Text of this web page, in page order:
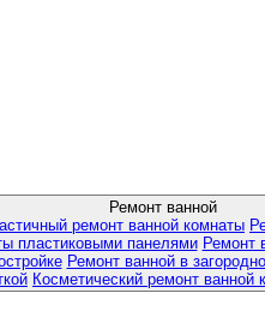
Ремонт ванной
ремонт ванной комнаты
пластиковыми панелями Ремонт
Ремонт ванной в
Косметический ремонт ванной